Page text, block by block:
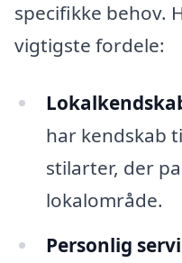
specifikke behov.
vigtigste fordele:
har kendskab
stilarter, der
lokalområde.
Personlig